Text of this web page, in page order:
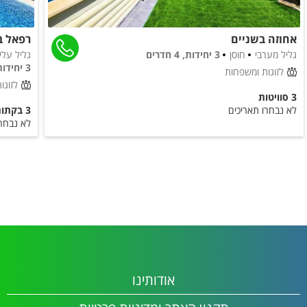
בית משחקים לילדים
טרמפולינה
ניתן להזמין
טיפולי ספא
אחוזה בשניים
גליל מערבי חוסן
3 יחידות, 4 חדרים
לזוגות ומשפחות
3 סוויטות
לא נבחרו תאריכים
רפאל
גליל
3 יחידות, 3 חדרים
3 בקתות עץ
לא
אודותינו